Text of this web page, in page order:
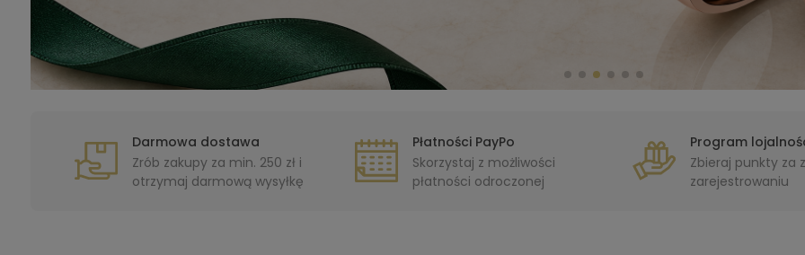
Darmowa dostawa
Zrób zakupy za min. 250 zł i
otrzymaj darmową wysyłkę
Płatności PayPo
Skorzystaj z możliwości
płatności odroczonej
Program
Zbieraj punkty za
zarejestrowaniu